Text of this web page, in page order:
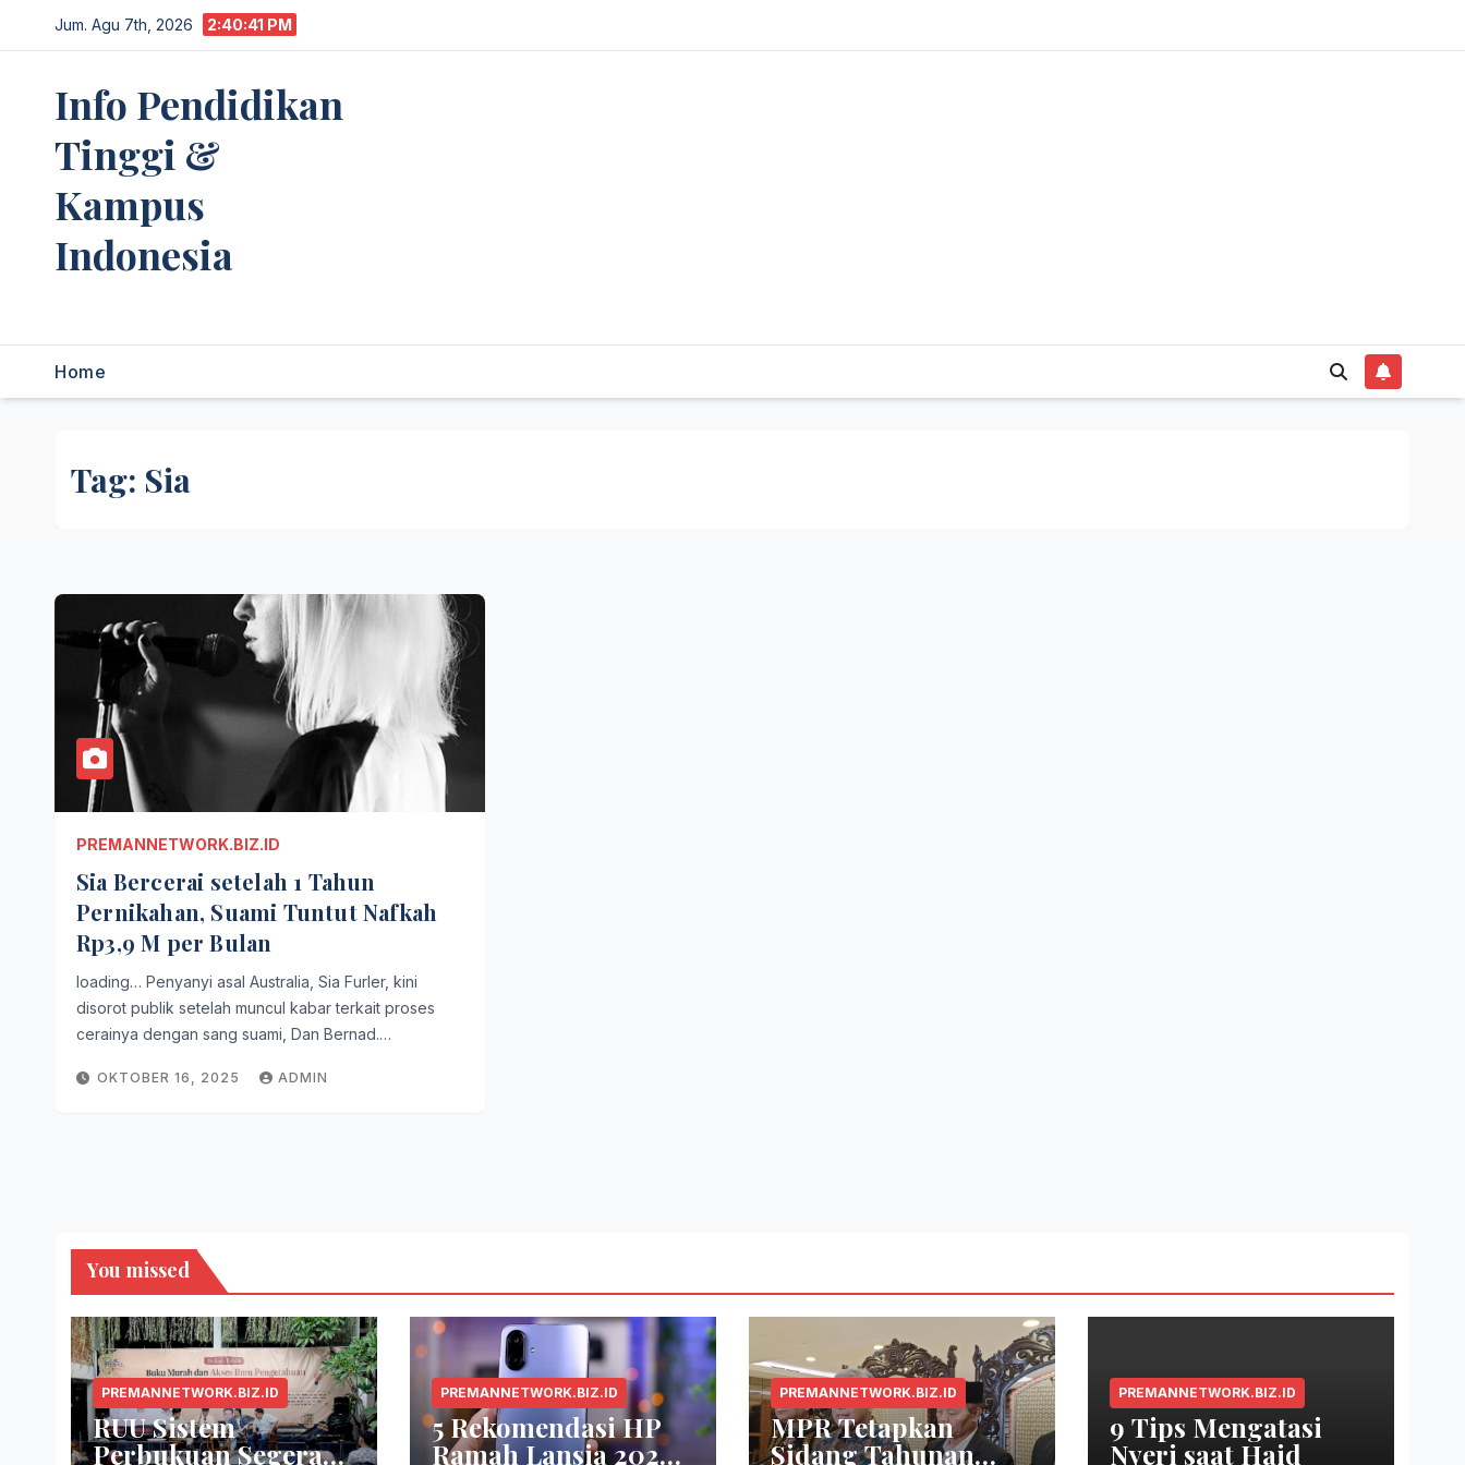
to
Jum. Agu 7th, 2026 2:40:41 PM
Info Pendidikan
Tinggi &
Kampus
Indonesia
Home
Tag: Sia
PREMANNETWORK.BIZ.ID
Sia Bercerai setelah 1 Tahun
Pernikahan, Suami Tuntut Nafkah
Rp3,9 M per Bulan
loading… Penyanyi asal Australia, Sia Furler, kini
disorot publik setelah muncul kabar terkait proses
cerainya dengan sang suami, Dan Bernad.…
OKTOBER 16, 2025 ADMIN
You missed
PREMANNETWORK.BIZ.ID
RUU Sistem
Perbukuan Segera
PREMANNETWORK.BIZ.ID
5 Rekomendasi HP
Ramah Lansia 2026
PREMANNETWORK.BIZ.ID
MPR Tetapkan
Sidang Tahunan
PREMANNETWORK.BIZ.ID
9 Tips Mengatasi
Nyeri saat Haid